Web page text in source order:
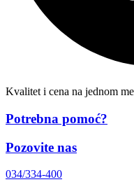
Kvalitet i cena na jednom
Potrebna pomoć?
Pozovite nas
034/334-400